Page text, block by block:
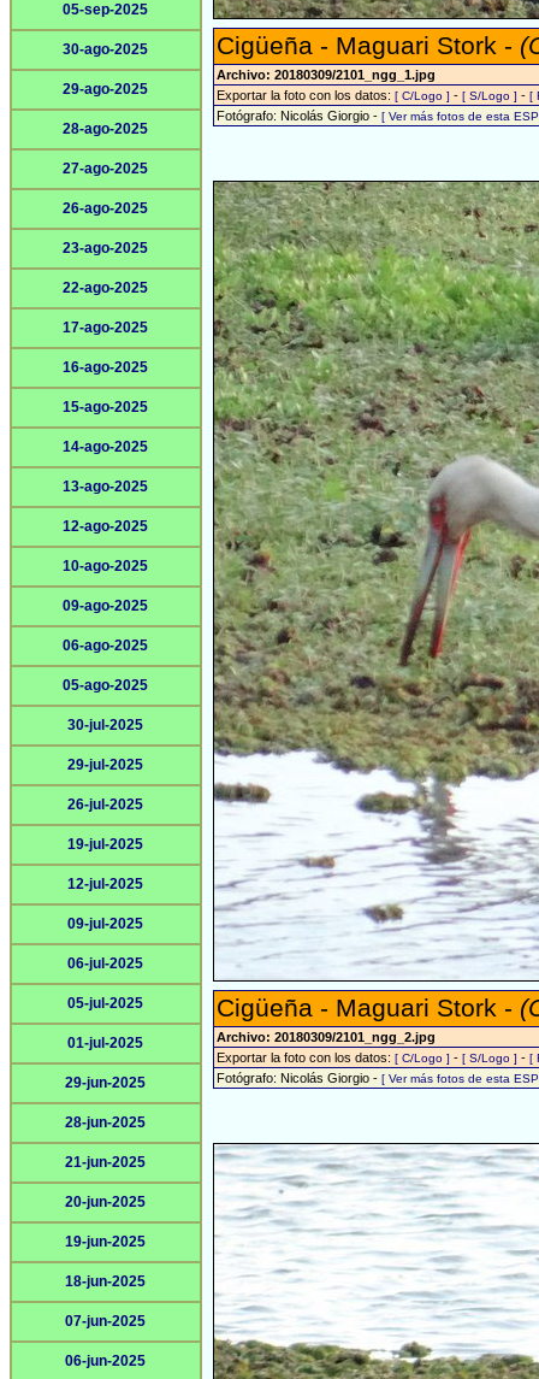
05-sep-2025
30-ago-2025
29-ago-2025
28-ago-2025
27-ago-2025
26-ago-2025
23-ago-2025
22-ago-2025
17-ago-2025
16-ago-2025
15-ago-2025
14-ago-2025
13-ago-2025
12-ago-2025
10-ago-2025
09-ago-2025
06-ago-2025
05-ago-2025
30-jul-2025
29-jul-2025
26-jul-2025
19-jul-2025
12-jul-2025
09-jul-2025
06-jul-2025
05-jul-2025
01-jul-2025
29-jun-2025
28-jun-2025
21-jun-2025
20-jun-2025
19-jun-2025
18-jun-2025
07-jun-2025
06-jun-2025
Cigüeña - Maguari Stork -
Archivo: 20180309/2101_ngg_1.jpg
Exportar la foto con los datos: [ C/Logo ] - [ S/Logo ] - [
Fotógrafo: Nicolás Giorgio - [ Ver más fotos de esta
Cigüeña - Maguari Stork -
Archivo: 20180309/2101_ngg_2.jpg
Exportar la foto con los datos: [ C/Logo ] - [ S/Logo ] - [
Fotógrafo: Nicolás Giorgio - [ Ver más fotos de esta